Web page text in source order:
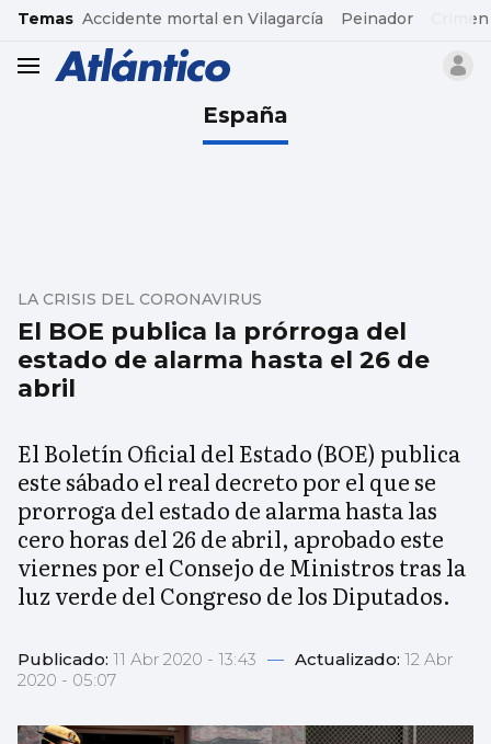
common.go-to-content
Temas Accidente mortal en Vilagarcía Peinador
header.menu.open
España
El BOE publica la prórroga del
estado de alarma hasta el 26 de
abril
LA CRISIS DEL CORONAVIRUS
El Boletín Oficial del Estado (BOE) publica
este sábado el real decreto por el que se
prorroga del estado de alarma hasta las
cero horas del 26 de abril, aprobado este
viernes por el Consejo de Ministros tras la
luz verde del Congreso de los Diputados.
Publicado: 11 Abr 2020 - 13:43 — Actualizado: 12 Abr
2020 - 05:07